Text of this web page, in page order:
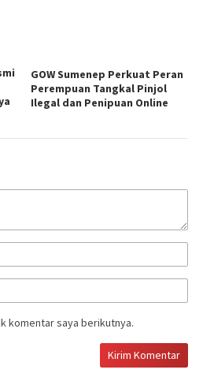
GOW Sumenep Perkuat Peran
Perempuan Tangkal Pinjol
Ilegal dan Penipuan Online
komentar saya berikutnya.